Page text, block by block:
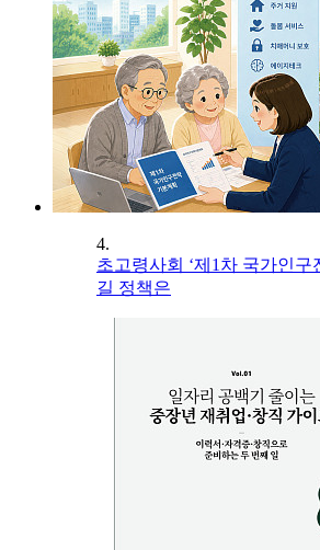
4.
초고령사회 ‘제1차 국가인구
길 정책은